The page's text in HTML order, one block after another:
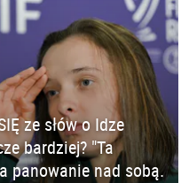
ze słów o Idze
bardziej? "Ta
panowanie nad sobą.